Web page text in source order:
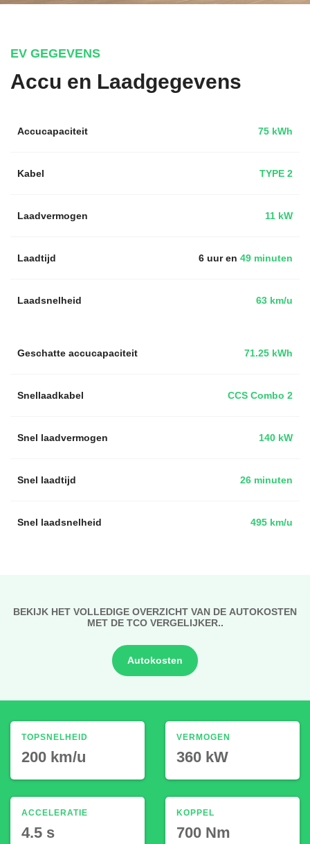
EV GEGEVENS
Accu en Laadgegevens
Accucapaciteit 75 kWh
Kabel TYPE 2
Laadvermogen 11 kW
Laadtijd 6 uur en 49 minuten
Laadsnelheid 63 km/u
71.25 kWh
Geschatte accucapaciteit
Snellaadkabel CCS Combo 2
Snel laadvermogen 140 kW
Snel laadtijd 26 minuten
Snel laadsnelheid 495 km/u
BEKIJK HET VOLLEDIGE OVERZICHT VAN DE AUTOKOSTEN
MET DE TCO VERGELIJKER..
Autokosten
TOPSNELHEID
200 km/u
ACCELERATIE
4.5 s
VERMOGEN
360 kW
KOPPEL
700 Nm